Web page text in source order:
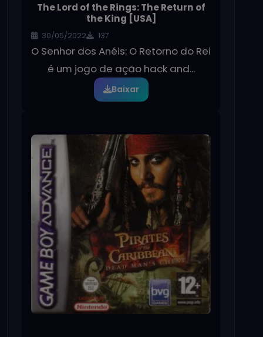
The Lord of the Rings: The Return of
the King [USA]
30/05/2022 137
O Senhor dos Anéis: O Retorno do Rei
é um jogo de ação hack and...
Baixar